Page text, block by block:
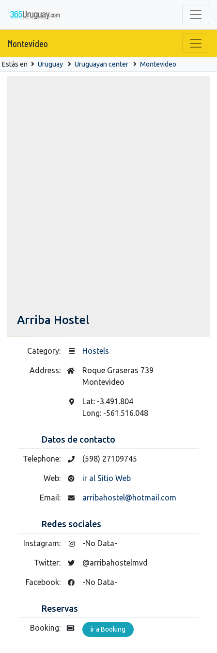
Montevideo
Estás en Uruguay Uruguayan center Montevideo
Arriba Hostel
Category: Hostels
Address:
Roque Graseras 739
Montevideo
Lat: -3.491.804
Long: -561.516.048
Datos de contacto
Telephone: (598) 27109745
Web: ir al Sitio Web
Email: arribahostel@hotmail.com
Redes sociales
Instagram: -No Data-
Twitter: @arribahostelmvd
Facebook: -No Data-
Reservas
Booking: ir a Booking